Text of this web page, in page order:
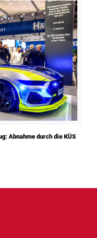
Abnahme durch die KÜS